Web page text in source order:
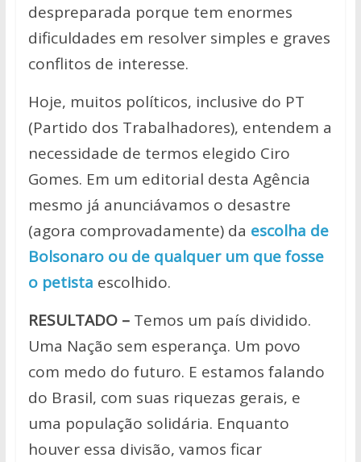
despreparada porque tem enormes
dificuldades em resolver simples e graves
conflitos de interesse.
Hoje, muitos políticos, inclusive do PT
(Partido dos Trabalhadores), entendem a
necessidade de termos elegido Ciro
Gomes. Em um editorial desta Agência
mesmo já anunciávamos o desastre
(agora comprovadamente) da escolha de
Bolsonaro ou de qualquer um que fosse
o petista escolhido.
RESULTADO –Temos um país dividido.
Uma Nação sem esperança. Um povo
com medo do futuro. E estamos falando
do Brasil, com suas riquezas gerais, e
uma população solidária. Enquanto
houver essa divisão, vamos ficar